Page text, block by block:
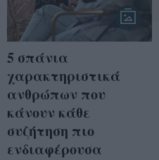
5 σπάνια
χαρακτηριστικά
ανθρώπων που
κάνουν κάθε
συζήτηση πιο
ενδιαφέρουσα